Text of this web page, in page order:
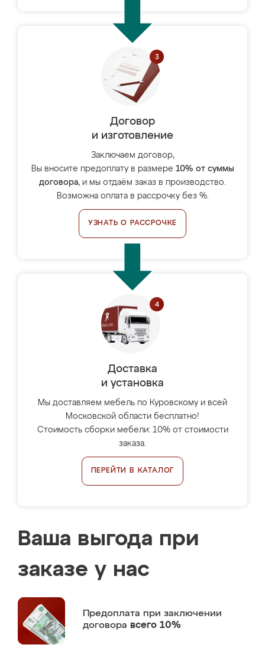
Договор
и изготовление
Заключаем договор,
Вы вносите предоплату в размере 10% от суммы
договора, и мы отдаём заказ в производство.
Возможна оплата в рассрочку без %.
УЗНАТЬ О РАССРОЧКЕ
Доставка
и установка
Мы доставляем мебель по Куровскому и всей
Московской области бесплатно!
Стоимость сборки мебели: 10% от стоимости
заказа.
ПЕРЕЙТИ В КАТАЛОГ
Ваша выгода при
заказе у нас
Предоплата при заключении
договора всего 10%